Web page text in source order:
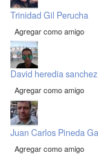
Trinidad Gil Perucha
Agregar como amigo
David heredia sanchez
Agregar como amigo
Juan Carlos Pineda
Agregar como amigo